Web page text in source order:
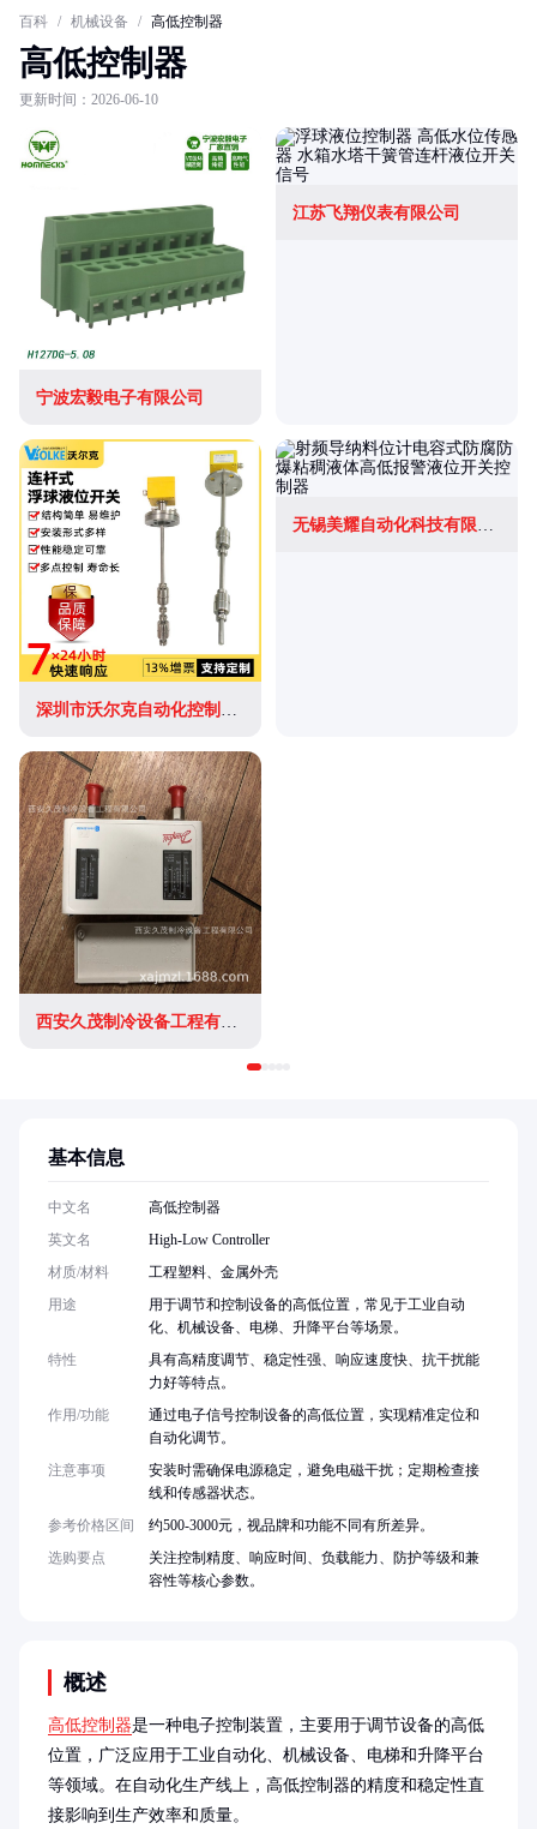
百科 / 机械设备 / 高低控制器
高低控制器
更新时间：2026-06-10
宁波宏毅电子有限公司
江苏飞翔仪表有限公司
深圳市沃尔克自动化控制有限公司
无锡美耀自动化科技有限公司
西安久茂制冷设备工程有限公司
概述
高低控制器是一种电子控制装置，主要用于调节设备的高低
位置，广泛应用于工业自动化、机械设备、电梯和升降平台
等领域。在自动化生产线上，高低控制器的精度和稳定性直
接影响到生产效率和质量。
基本信息
中文名
高低控制器
英文名
High-Low Controller
材质/材料
工程塑料、金属外壳
用途
用于调节和控制设备的高低位置，常见于工业自动
化、机械设备、电梯、升降平台等场景。
特性
具有高精度调节、稳定性强、响应速度快、抗干扰能
力好等特点。
作用/功能
通过电子信号控制设备的高低位置，实现精准定位和
自动化调节。
注意事项
安装时需确保电源稳定，避免电磁干扰；定期检查接
线和传感器状态。
参考价格区间
约500-3000元，视品牌和功能不同有所差异。
选购要点
关注控制精度、响应时间、负载能力、防护等级和兼
容性等核心参数。